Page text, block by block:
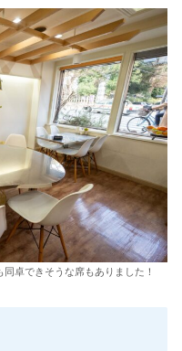
卓できそうな席もありました！